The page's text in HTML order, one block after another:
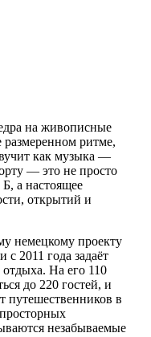
на живописные
размеренном ритме,
как музыка —
— это не просто
а настоящее
открытий и
немецкому проекту
2011 года задаёт
отдыха. На его 110
до 220 гостей, и
путешественников в
незабываемые